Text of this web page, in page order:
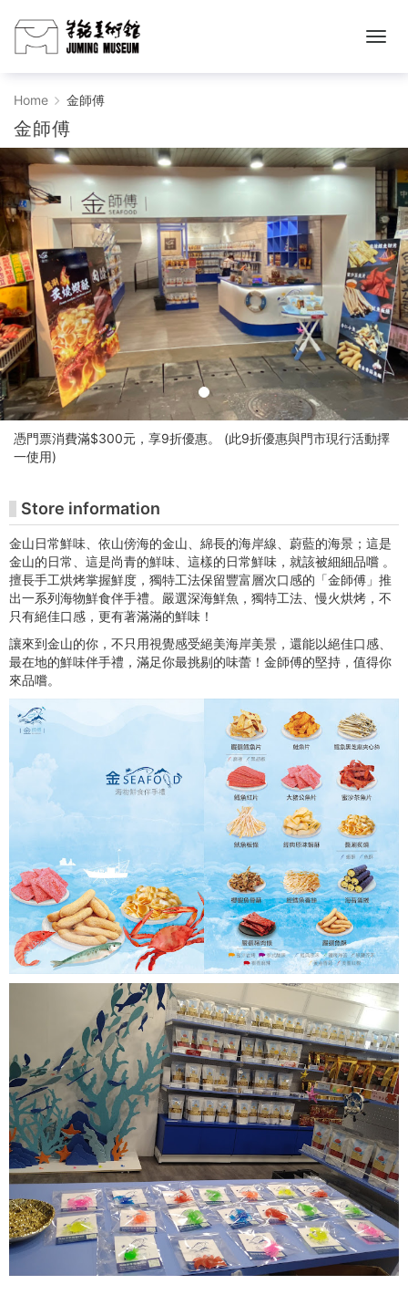
金
師
傅
-
朱
铭
美
术
馆
购
票
网
站
Home 金師傅
金師傅
憑門票消費滿$300元，享9折優惠。 (此9折優惠與門市現行活動擇
一使用)
Store information
金山日常鮮味、依山傍海的金山、綿長的海岸線、蔚藍的海景；這是
金山的日常、這是尚青的鮮味、這樣的日常鮮味，就該被細細品嚐 。
擅長手工烘烤掌握鮮度，獨特工法保留豐富層次口感的「金師傅」推
出一系列海物鮮食伴手禮。嚴選深海鮮魚，獨特工法、慢火烘烤，不
只有絕佳口感，更有著滿滿的鮮味！
讓來到金山的你，不只用視覺感受絕美海岸美景，還能以絕佳口感、
最在地的鮮味伴手禮，滿足你最挑剔的味蕾！金師傅的堅持，值得你
來品嚐。